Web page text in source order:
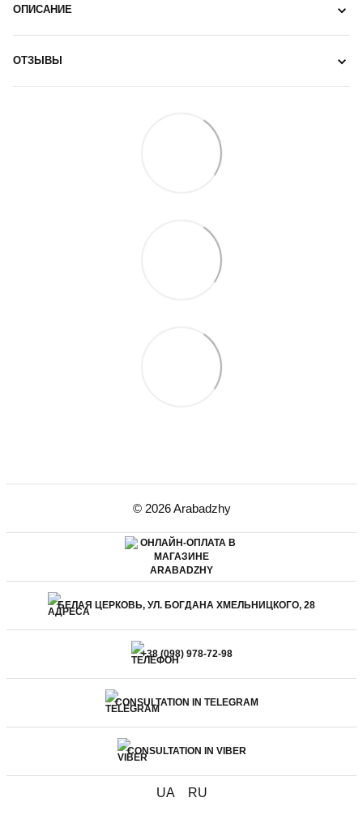
ОПИСАНИЕ
ОТЗЫВЫ
© 2026 Arabadzhy
БЕЛАЯ ЦЕРКОВЬ, УЛ. БОГДАНА ХМЕЛЬНИЦКОГО, 28
+38 (098) 978-72-98
CONSULTATION IN TELEGRAM
CONSULTATION IN VIBER
UA RU